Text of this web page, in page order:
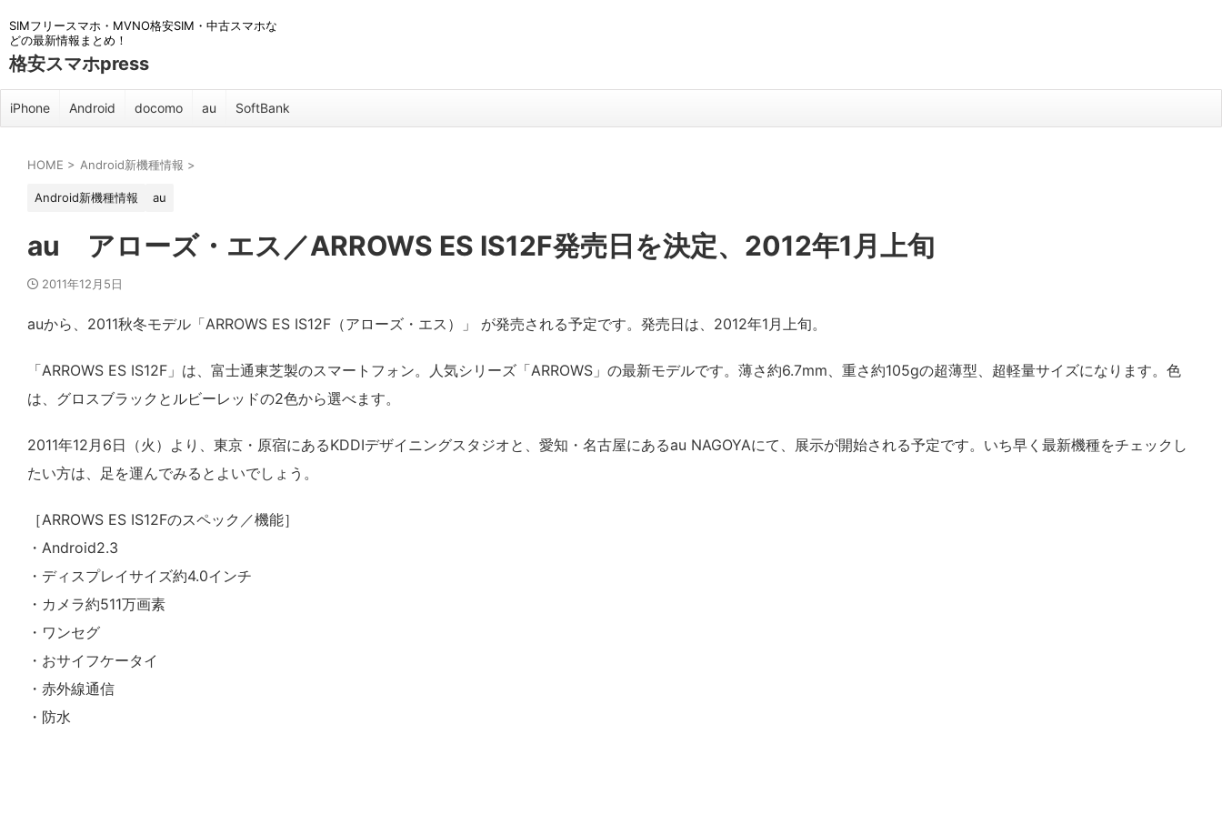
SIMフリースマホ・MVNO格安SIM・中古スマホな
どの最新情報まとめ！
格安スマホpress
iPhone Android docomo au SoftBank
HOME > Android新機種情報 >
Android新機種情報 au
au アローズ・エス／ARROWS ES IS12F発売日を決定、2012年1月上旬
2011年12月5日
auから、2011秋冬モデル「ARROWS ES IS12F（アローズ・エス）」 が発売される予定です。発売日は、2012年1月上旬。
「ARROWS ES IS12F」は、富士通東芝製のスマートフォン。人気シリーズ「ARROWS」の最新モデルです。薄さ約6.7mm、重さ約105gの超薄型、超軽量サイズになります。色
は、グロスブラックとルビーレッドの2色から選べます。
2011年12月6日（火）より、東京・原宿にあるKDDIデザイニングスタジオと、愛知・名古屋にあるau NAGOYAにて、展示が開始される予定です。いち早く最新機種をチェックし
たい方は、足を運んでみるとよいでしょう。
［ARROWS ES IS12Fのスペック／機能］
・Android2.3
・ディスプレイサイズ約4.0インチ
・カメラ約511万画素
・ワンセグ
・おサイフケータイ
・赤外線通信
・防水